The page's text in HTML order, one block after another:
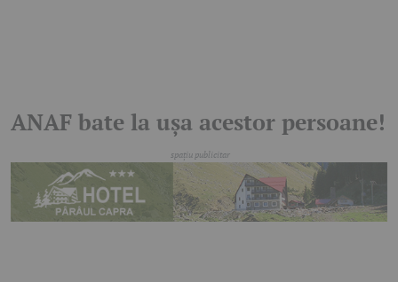
ANAF bate la ușa acestor persoane!